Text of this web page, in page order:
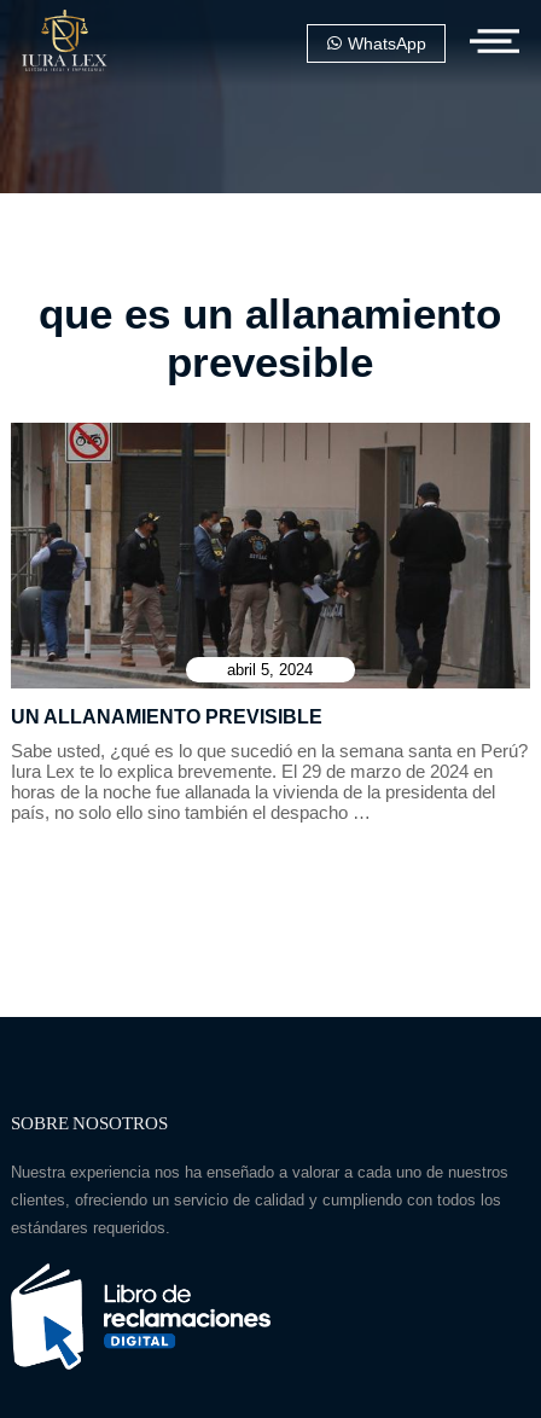
WhatsApp
que es un allanamiento
prevesible
abril 5, 2024
UN ALLANAMIENTO PREVISIBLE
Sabe usted, ¿qué es lo que sucedió en la semana santa en Perú?
Iura Lex te lo explica brevemente. El 29 de marzo de 2024 en
horas de la noche fue allanada la vivienda de la presidenta del
país, no solo ello sino también el despacho …
SOBRE NOSOTROS
Nuestra experiencia nos ha enseñado a valorar a cada uno de nuestros
clientes, ofreciendo un servicio de calidad y cumpliendo con todos los
estándares requeridos.